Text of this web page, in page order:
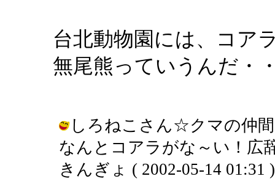
台北動物園には、コア
無尾熊っていうんだ・
しろねこさん☆クマの仲
なんとコアラがな～い！広
きんぎょ ( 2002-05-14 01:31 )